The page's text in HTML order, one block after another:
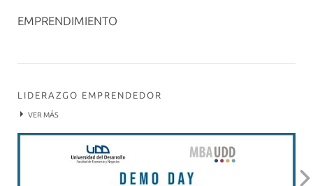
EMPRENDIMIENTO
LIDERAZGO EMPRENDEDOR
VER MÁS